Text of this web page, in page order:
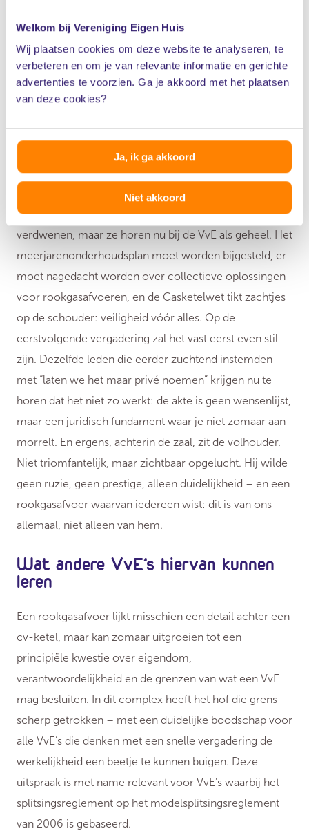
Welkom bij Vereniging Eigen Huis
Wij plaatsen cookies om deze website te analyseren, te
verbeteren en om je van relevante informatie en gerichte
advertenties te voorzien. Ga je akkoord met het plaatsen
van deze cookies?
Ja, ik ga akkoord
Niet akkoord
notulen stonden.
De gevolgen
overwinning: hij krijgt gelijk dat de rookgasafvoeren
onder de verantwoordelijkheid van de VvE vallen. De
besluiten die hem de onderhoudslast in de schoenen
schoven, worden van tafel geveegd. Voor het bestuur is
het slikken. De praktische en financiële zorgen zijn niet
verdwenen, maar ze horen nu bij de VvE als geheel. Het
meerjarenonderhoudsplan moet worden bijgesteld, er
moet nagedacht worden over collectieve oplossingen
voor rookgasafvoeren, en de Gasketelwet tikt zachtjes
op de schouder: veiligheid vóór alles. Op de
eerstvolgende vergadering zal het vast eerst even stil
zijn. Dezelfde leden die eerder zuchtend instemden
met “laten we het maar privé noemen” krijgen nu te
horen dat het niet zo werkt: de akte is geen wensenlijst,
maar een juridisch fundament waar je niet zomaar aan
morrelt. En ergens, achterin de zaal, zit de volhouder.
Niet triomfantelijk, maar zichtbaar opgelucht. Hij wilde
geen ruzie, geen prestige, alleen duidelijkheid – en een
rookgasafvoer waarvan iedereen wist: dit is van ons
allemaal, niet alleen van hem.
Wat andere VvE’s hiervan kunnen
leren
Een rookgasafvoer lijkt misschien een detail achter een
cv-ketel, maar kan zomaar uitgroeien tot een
principiële kwestie over eigendom,
verantwoordelijkheid en de grenzen van wat een VvE
mag besluiten. In dit complex heeft het hof die grens
scherp getrokken – met een duidelijke boodschap voor
alle VvE’s die denken met een snelle vergadering de
werkelijkheid een beetje te kunnen buigen. Deze
uitspraak is met name relevant voor VvE’s waarbij het
splitsingsreglement op het modelsplitsingsreglement
van 2006 is gebaseerd.